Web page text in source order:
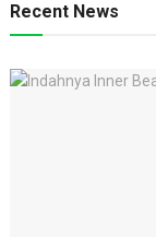
Recent News